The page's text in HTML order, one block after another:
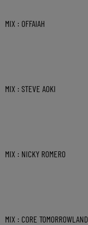
MIX : OFFAIAH
MIX : STEVE AOKI
MIX : NICKY ROMERO
MIX : CORE TOMORROWLAND